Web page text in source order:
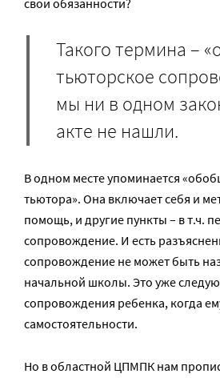
свои обязанности?
Такого термина –
тьюторское
мы ни в одном
акте не нашли.
В одном месте упоминается
тьютора». Она включает себя и
помощь, и другие пункты – в т.ч.
сопровождение. И есть
сопровождение не может быть
начальной школы. Это уже
сопровождения ребенка, когда
самостоятельности.
Но в областной ЦПМПК нам